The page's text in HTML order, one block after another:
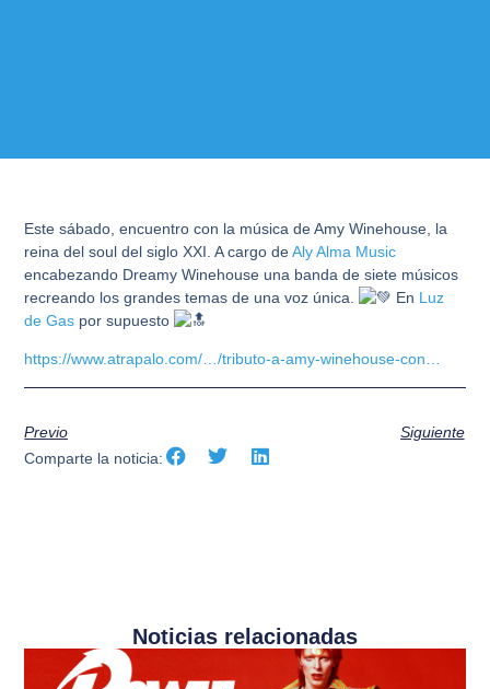
Este sábado, encuentro con la música de Amy Winehouse, la
reina del soul del siglo XXI. A cargo deAly Alma Music
encabezando Dreamy Winehouse una banda de siete músicos
recreando los grandes temas de una voz única.
En Luz
de Gas por supuesto
https://www.atrapalo.com/…/tributo-a-amy-winehouse-con…
Previo
Siguiente
Comparte la noticia:
Noticias relacionadas